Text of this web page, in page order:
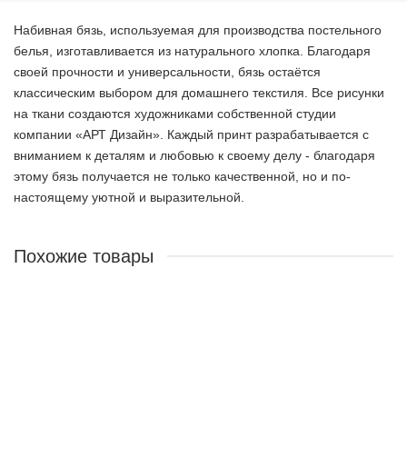
Набивная бязь, используемая для производства постельного
белья, изготавливается из натурального хлопка. Благодаря
своей прочности и универсальности, бязь остаётся
классическим выбором для домашнего текстиля. Все рисунки
на ткани создаются художниками собственной студии
компании «АРТ Дизайн». Каждый принт разрабатывается с
вниманием к деталям и любовью к своему делу - благодаря
этому бязь получается не только качественной, но и по-
настоящему уютной и выразительной.
Похожие товары